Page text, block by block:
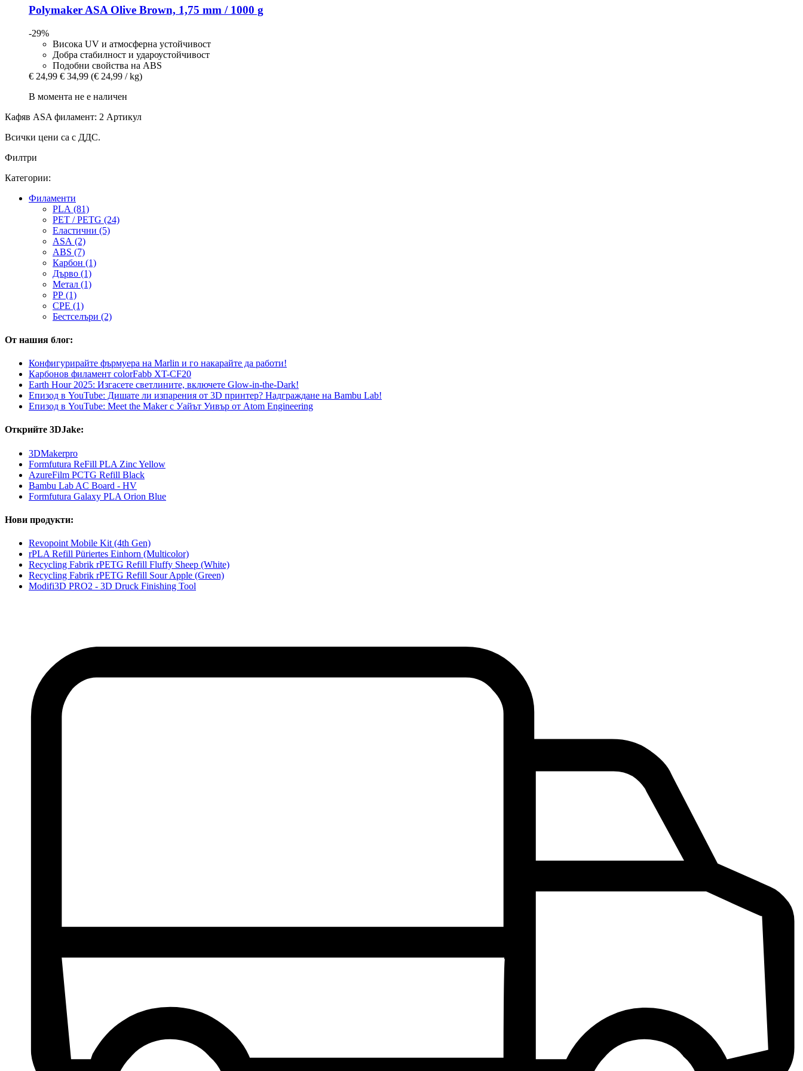
Polymaker ASA Olive Brown, 1,75 mm / 1000 g
-29%
Висока UV и атмосферна устойчивост
Добра стабилност и удароустойчивост
Подобни свойства на ABS
€ 24,99 € 34,99 (€ 24,99 / kg)
В момента не е наличен
Кафяв ASA филамент: 2 Артикул
Всички цени са с ДДС.
Филтри
Категории:
Филаменти
PLA (81)
PET / PETG (24)
Еластични (5)
ASA (2)
ABS (7)
Карбон (1)
Дърво (1)
Метал (1)
PP (1)
CPE (1)
Бестселъри (2)
От нашия блог:
Конфигурирайте фърмуера на Marlin и го накарайте да работи!
Карбонов филамент colorFabb XT-CF20
Earth Hour 2025: Изгасете светлините, включете Glow-in-the-Dark!
Епизод в YouTube: Дишате ли изпарения от 3D принтер? Надграждане на Bambu Lab!
Епизод в YouTube: Meet the Maker с Уайът Уивър от Atom Engineering
Открийте 3DJake:
3DMakerpro
Formfutura ReFill PLA Zinc Yellow
AzureFilm PCTG Refill Black
Bambu Lab AC Board - HV
Formfutura Galaxy PLA Orion Blue
Нови продукти:
Revopoint Mobile Kit (4th Gen)
rPLA Refill Püriertes Einhorn (Multicolor)
Recycling Fabrik rPETG Refill Fluffy Sheep (White)
Recycling Fabrik rPETG Refill Sour Apple (Green)
Modifi3D PRO2 - 3D Druck Finishing Tool